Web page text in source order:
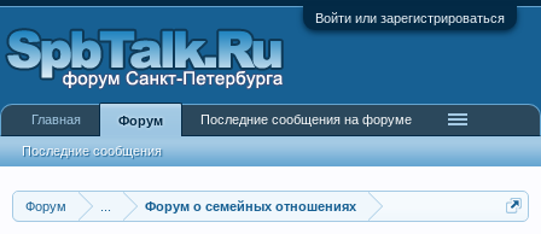
Войти или зарегистрироваться
Форум Форум о семейных отношениях
Главная Форум
Последние сообщения
Последние сообщения на форуме